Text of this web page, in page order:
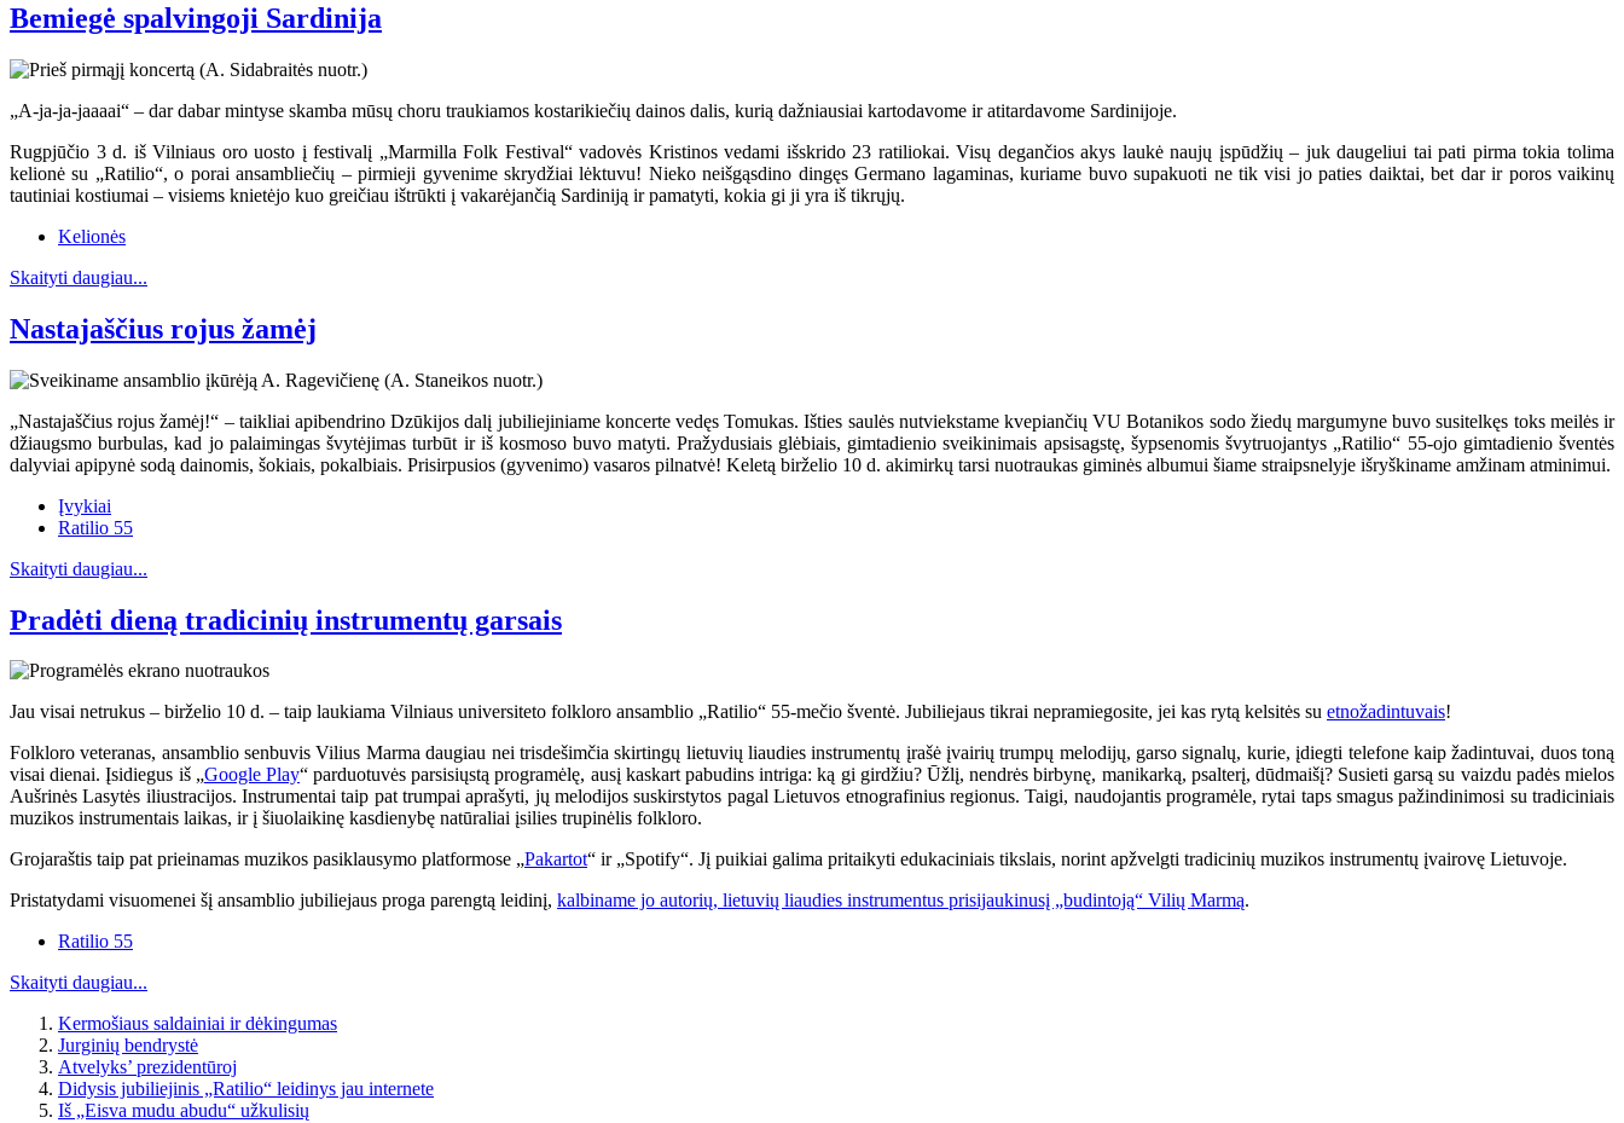
Bemiegė spalvingoji Sardinija
„A-ja-ja-jaaaai“ – dar dabar mintyse skamba mūsų choru traukiamos kostarikiečių dainos dalis, kurią dažniausiai kartodavome ir atitardavome Sardinijoje.
Rugpjūčio 3 d. iš Vilniaus oro uosto į festivalį „Marmilla Folk Festival“ vadovės Kristinos vedami išskrido 23 ratiliokai. Visų degančios akys laukė naujų įspūdžių – juk daugeliui tai pati pirma tokia tolima
kelionė su „Ratilio“, o porai ansambliečių – pirmieji gyvenime skrydžiai lėktuvu! Nieko neišgąsdino dingęs Germano lagaminas, kuriame buvo supakuoti ne tik visi jo paties daiktai, bet dar ir poros vaikinų
tautiniai kostiumai – visiems knietėjo kuo greičiau ištrūkti į vakarėjančią Sardiniją ir pamatyti, kokia gi ji yra iš tikrųjų.
Kelionės
Skaityti daugiau...
Nastajaščius rojus žamėj
„Nastajaščius rojus žamėj!“ – taikliai apibendrino Dzūkijos dalį jubiliejiniame koncerte vedęs Tomukas. Išties saulės nutviekstame kvepiančių VU Botanikos sodo žiedų margumyne buvo susitelkęs toks meilės ir
džiaugsmo burbulas, kad jo palaimingas švytėjimas turbūt ir iš kosmoso buvo matyti. Pražydusiais glėbiais, gimtadienio sveikinimais apsisagstę, šypsenomis švytruojantys „Ratilio“ 55-ojo gimtadienio šventės
dalyviai apipynė sodą dainomis, šokiais, pokalbiais. Prisirpusios (gyvenimo) vasaros pilnatvė! Keletą birželio 10 d. akimirkų tarsi nuotraukas giminės albumui šiame straipsnelyje išryškiname amžinam atminimui.
Įvykiai
Ratilio 55
Skaityti daugiau...
Pradėti dieną tradicinių instrumentų garsais
Jau visai netrukus – birželio 10 d. – taip laukiama Vilniaus universiteto folkloro ansamblio „Ratilio“ 55-mečio šventė. Jubiliejaus tikrai nepramiegosite, jei kas rytą kelsitės su etnožadintuvais!
Folkloro veteranas, ansamblio senbuvis Vilius Marma daugiau nei trisdešimčia skirtingų lietuvių liaudies instrumentų įrašė įvairių trumpų melodijų, garso signalų, kurie, įdiegti telefone kaip žadintuvai, duos toną
visai dienai. Įsidiegus iš „Google Play“ parduotuvės parsisiųstą programėlę, ausį kaskart pabudins intriga: ką gi girdžiu? Ūžlį, nendrės birbynę, manikarką, psalterį, dūdmaišį? Susieti garsą su vaizdu padės mielos
Aušrinės Lasytės iliustracijos. Instrumentai taip pat trumpai aprašyti, jų melodijos suskirstytos pagal Lietuvos etnografinius regionus. Taigi, naudojantis programėle, rytai taps smagus pažindinimosi su tradiciniais
muzikos instrumentais laikas, ir į šiuolaikinę kasdienybę natūraliai įsilies trupinėlis folkloro.
Grojaraštis taip pat prieinamas muzikos pasiklausymo platformose „Pakartot“ ir „Spotify“. Jį puikiai galima pritaikyti edukaciniais tikslais, norint apžvelgti tradicinių muzikos instrumentų įvairovę Lietuvoje.
Pristatydami visuomenei šį ansamblio jubiliejaus proga parengtą leidinį, kalbiname jo autorių, lietuvių liaudies instrumentus prisijaukinusį „budintoją“ Vilių Marmą.
Ratilio 55
Skaityti daugiau...
Kermošiaus saldainiai ir dėkingumas
Jurginių bendrystė
Atvelyks’ prezidentūroj
Didysis jubiliejinis „Ratilio“ leidinys jau internete
Iš „Eisva mudu abudu“ užkulisių